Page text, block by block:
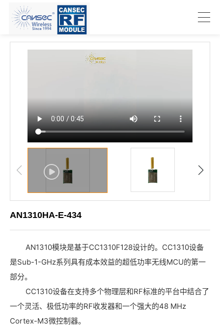
AN1310HA-E-434
AN1310模块是基于CC1310F128设计的。CC1310设备
是Sub-1-GHz系列具有成本效益的超低功率无线MCU的第一
部分。
CC1310设备在支持多个物理层和RF标准的平台中结合了
一个灵活、极低功率的RF收发器和一个强大的48 MHz
Cortex-M3微控制器。